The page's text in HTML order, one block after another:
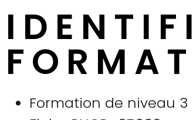
Formation de niveau 3